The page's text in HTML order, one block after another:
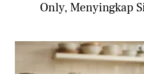
Only, Menyingkap